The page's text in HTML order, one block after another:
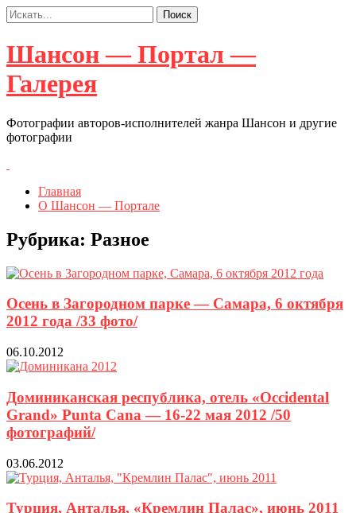
Шансон — Портал —
Галерея
Фотографии авторов-исполнителей жанра Шансон и другие
фотографии
Главная
О Шансон — Портале
Рубрика: Разное
Осень в Загородном парке — Самара, 6 октября
2012 года /33 фото/
06.10.2012
Доминиканская республика, отель «Occidental
Grand» Punta Cana — 16-22 мая 2012 /50
фотографий/
03.06.2012
Турция, Анталья, «Кремлин Палас», июнь 2011